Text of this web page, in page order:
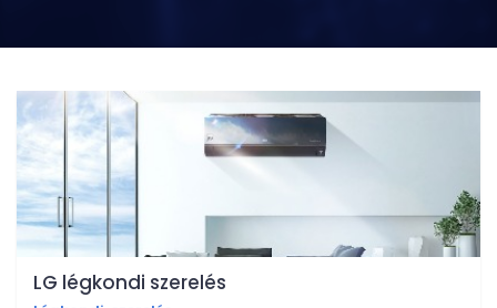
LG légkondi szerelés